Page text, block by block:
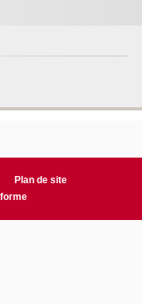
Plan de site